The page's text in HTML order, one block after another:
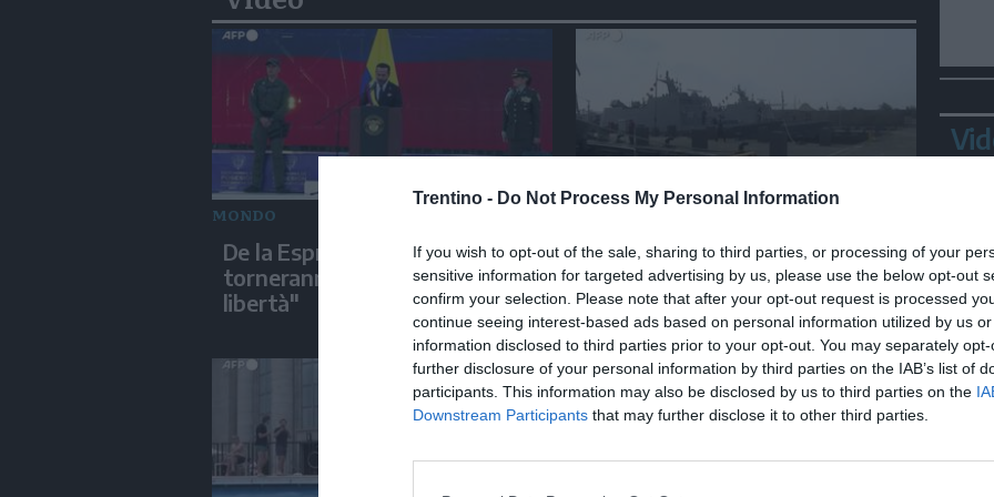
Trentino - Do Not Process My Personal Information
If you wish to opt-out of the sale, sharing to third parties, or processing of your
sensitive information for targeted advertising by us, please use the below opt-out
confirm your selection. Please note that after your opt-out request is processed
continue seeing interest-based ads based on personal information utilized by us
information disclosed to third parties prior to your opt-out. You may separately
further disclosure of your personal information by third parties on the IAB’s list of
participants. This information may also be disclosed by us to third parties on the
Downstream Participants that may further disclose it to other third parties.
MONDO
De la Espriella: "In Colombia
torneranno ordine, autorità e
libertà"
Il presidente di Taiwan
ispeziona le esercitazioni della
Marina